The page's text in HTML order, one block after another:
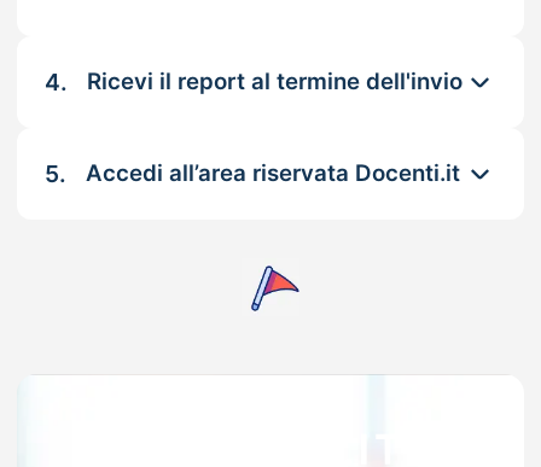
4. Ricevi il report al termine dell'invio
5. Accedi all’area riservata Docenti.it